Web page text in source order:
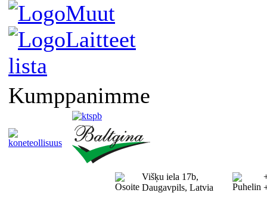
Muut
Laitteet
lista
Kumppanimme
Višķu iela 17b,
Daugavpils, Latvia